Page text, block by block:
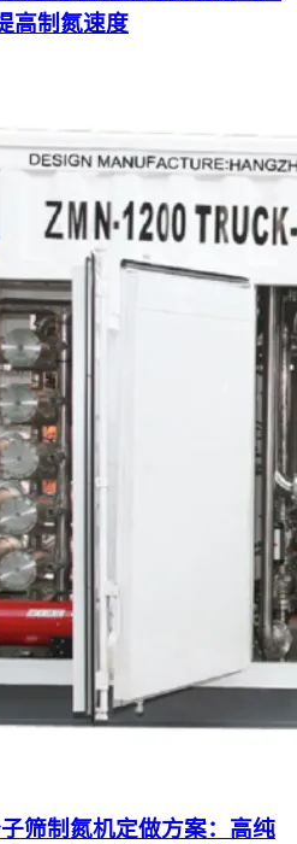
高制氮速度
筛制氮机定做方案：高纯